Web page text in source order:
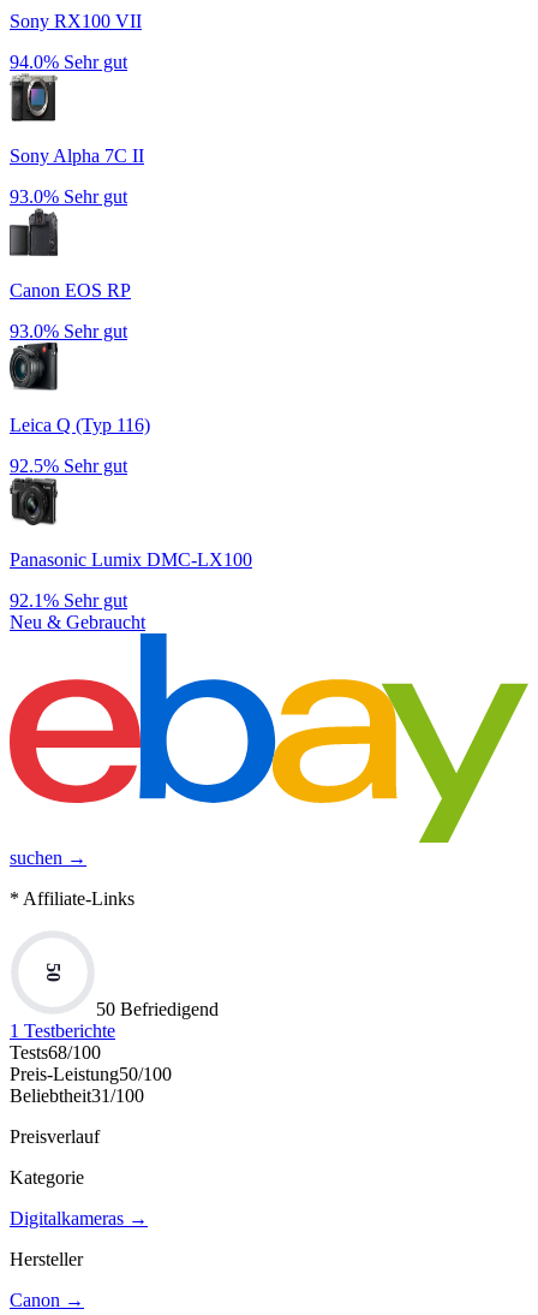
Sony RX100 VII
94.0% Sehr gut
Sony Alpha 7C II
93.0% Sehr gut
Canon EOS RP
93.0% Sehr gut
Leica Q (Typ 116)
92.5% Sehr gut
Panasonic Lumix DMC-LX100
92.1% Sehr gut
Neu & Gebraucht
suchen →
* Affiliate-Links
50
50 Befriedigend
1 Testberichte
Tests68/100
Preis-Leistung50/100
Beliebtheit31/100
Preisverlauf
Kategorie
Digitalkameras →
Hersteller
Canon →